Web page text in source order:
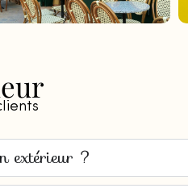
extérieur ?